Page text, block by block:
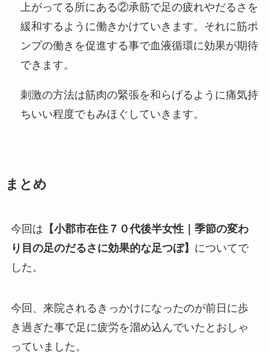
上がってる所にある②承筋で足の疲れやだるさを
緩和するように働きかけていきます。それに筋ポ
ンプの働きを促進する事で血液循環に効果が期待
できます。
刺激の方法は筋肉の緊張を和らげるように痛気持
ちいい程度でもみほぐしていきます。
まとめ
今回は 【小郡市在住７０代後半女性｜季節の変わ
り目の足のだるさに効果的な足つぼ】 についてで
した。
今回、来院されるきっかけになったのが前日に歩
き過ぎた事で足に疲労を溜め込んでいたとおしゃ
っていました。